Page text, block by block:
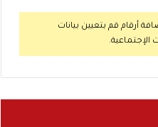
أرقام قم بتعيين بيانات